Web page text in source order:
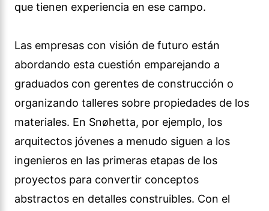
que tienen experiencia en ese campo.
Las empresas con visión de futuro están
abordando esta cuestión emparejando a
graduados con gerentes de construcción o
organizando talleres sobre propiedades de los
materiales. En Snøhetta, por ejemplo, los
arquitectos jóvenes a menudo siguen a los
ingenieros en las primeras etapas de los
proyectos para convertir conceptos
abstractos en detalles construibles. Con el